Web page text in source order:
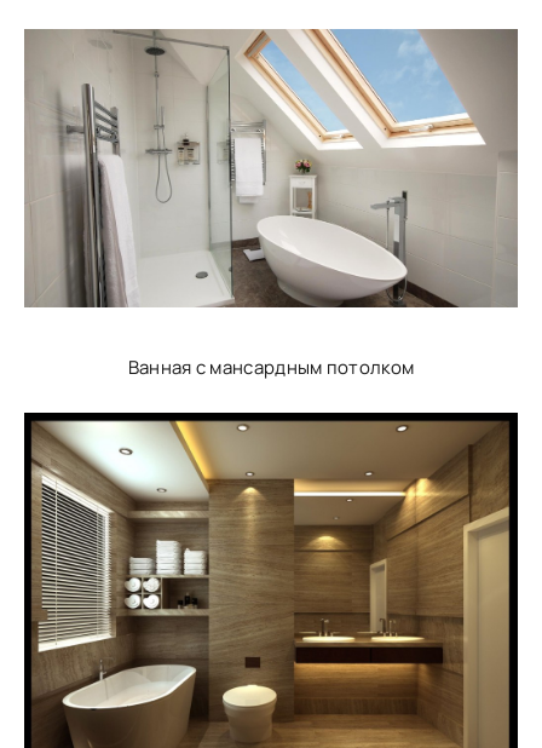
Ванная с мансардным потолком